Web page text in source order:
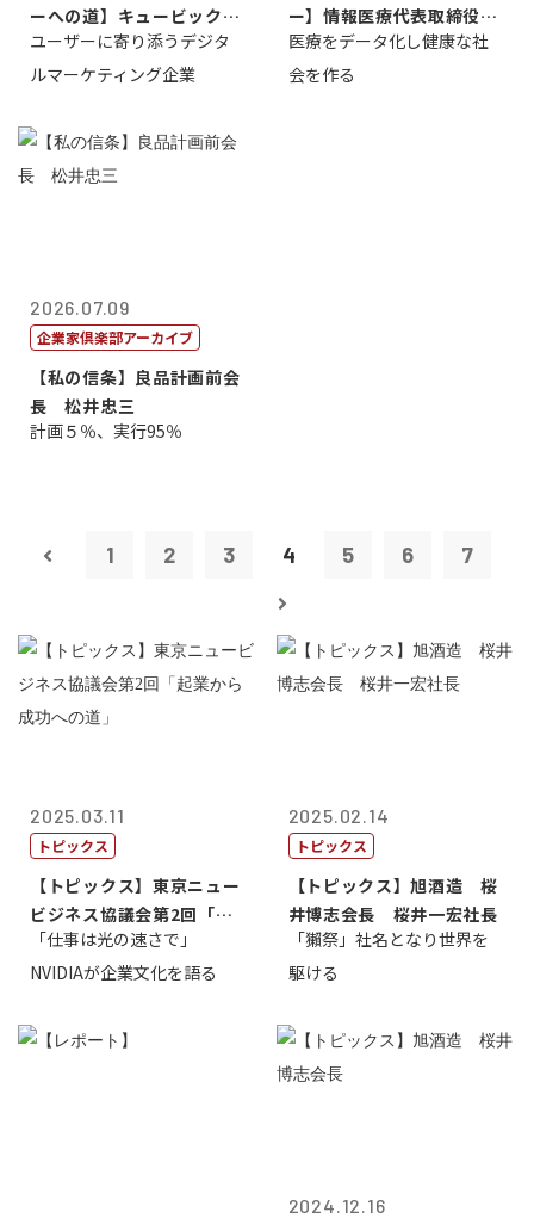
ーへの道】キュービック代
表取締役CE...
ユーザーに寄り添うデジタ
ルマーケティング企業
ー】情報医療代表取締役
原 聖吾
医療をデータ化し健康な社
会を作る
2026.07.09
企業家倶楽部アーカイブ
【私の信条】良品計画前会
長 松井忠三
計画５％、実行95％
1 2 3 4 5 6 7
2025.03.11
トピックス
【トピックス】東京ニュー
ビジネス協議会第2回「起
業から成功へ...
「仕事は光の速さで」
NVIDIAが企業文化を語る
2025.02.14
トピックス
【トピックス】旭酒造 桜
井博志会長 桜井一宏社長
「獺祭」社名となり世界を
駆ける
2024.12.16